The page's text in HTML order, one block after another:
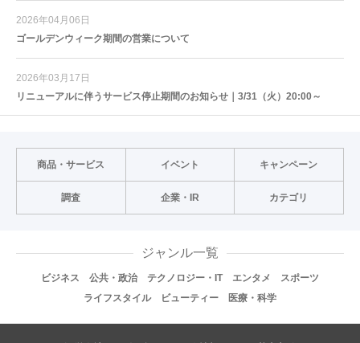
2026年04月06日
ゴールデンウィーク期間の営業について
2026年03月17日
リニューアルに伴うサービス停止期間のお知らせ｜3/31（火）20:00～
商品・サービス イベント キャンペーン
調査 企業・IR カテゴリ
ジャンル一覧
ビジネス 公共・政治 テクノロジー・IT エンタメ
スポーツ
ライフスタイル
ビューティー 医療・科学